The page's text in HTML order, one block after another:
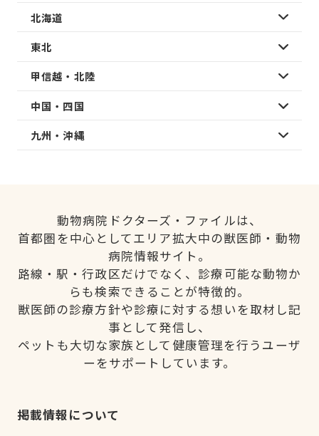
北海道
東北
甲信越・北陸
中国・四国
九州・沖縄
動物病院ドクターズ・ファイルは、
首都圏を中心としてエリア拡大中の獣医師・動物
病院情報サイト。
路線・駅・行政区だけでなく、診療可能な動物か
らも検索できることが特徴的。
獣医師の診療方針や診療に対する想いを取材し記
事として発信し、
ペットも大切な家族として健康管理を行うユーザ
ーをサポートしています。
掲載情報について